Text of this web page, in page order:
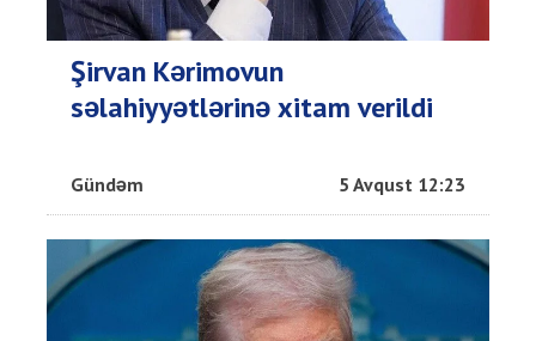
Şirvan Kərimovun
səlahiyyətlərinə xitam verildi
Gündəm 5 Avqust 12:23